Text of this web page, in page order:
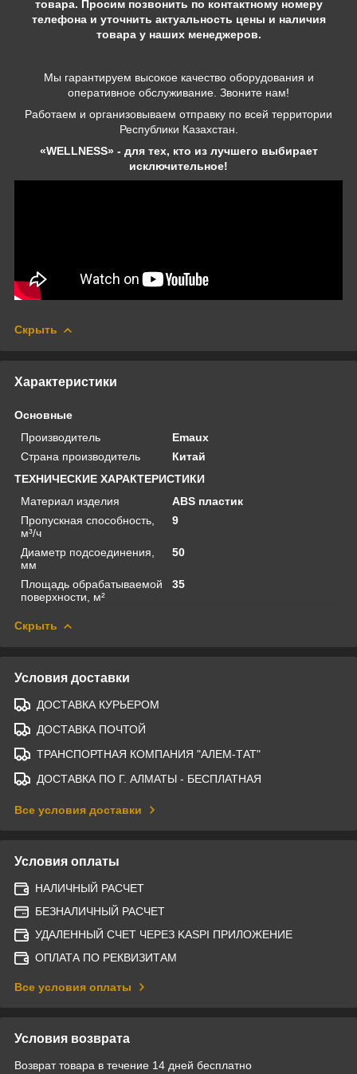
товара. Просим позвонить по контактному номеру
телефона и уточнить актуальность цены и наличия
товара у наших менеджеров.
Мы гарантируем высокое качество оборудования и
оперативное обслуживание. Звоните нам!
Работаем и организовываем отправку по всей территории
Республики Казахстан.
«WELLNESS» - для тех, кто из лучшего выбирает
исключительное!
Скрыть
Характеристики
Основные
Производитель
Emaux
Страна производитель
Китай
ТЕХНИЧЕСКИЕ ХАРАКТЕРИСТИКИ
Материал изделия
ABS пластик
Пропускная способность,
м³/ч
9
Диаметр подсоединения,
мм
50
Площадь обрабатываемой
поверхности, м²
35
Скрыть
Условия доставки
ДОСТАВКА КУРЬЕРОМ
ДОСТАВКА ПОЧТОЙ
ТРАНСПОРТНАЯ КОМПАНИЯ "АЛЕМ-ТАТ"
ДОСТАВКА ПО Г. АЛМАТЫ - БЕСПЛАТНАЯ
Все условия доставки
Условия оплаты
НАЛИЧНЫЙ РАСЧЕТ
БЕЗНАЛИЧНЫЙ РАСЧЕТ
УДАЛЕННЫЙ СЧЕТ ЧЕРЕЗ KASPI ПРИЛОЖЕНИЕ
ОПЛАТА ПО РЕКВИЗИТАМ
Все условия оплаты
Условия возврата
Возврат товара в течение 14 дней бесплатно